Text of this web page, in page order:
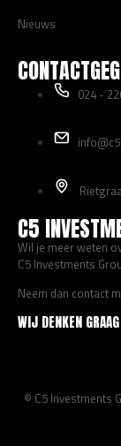
Nieuws
024 -
C5
Wil je meer weten
C5 Investments
Neem dan contact
WIJ DENKEN
© C5 Investments